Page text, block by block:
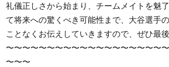
礼儀正しさから始まり、チームメイトを魅
て将来への驚くべき可能性まで、大谷選手
ことなくお伝えしていきますので、ぜひ最
〜〜〜〜〜〜〜〜〜〜〜〜〜〜〜〜〜〜〜
〜〜〜